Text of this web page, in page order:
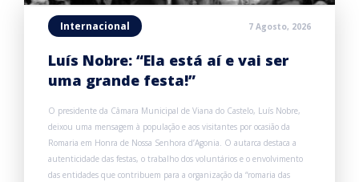
Internacional 7 Agosto, 2026
Luís Nobre: “Ela está aí e vai ser
uma grande festa!”
O presidente da Câmara Municipal de Viana do Castelo, Luís Nobre,
deixou uma mensagem à população e aos visitantes por ocasião da
Romaria em Honra de Nossa Senhora d’Agonia. O autarca destaca a
autenticidade das festas, o trabalho dos voluntários e o envolvimento
das entidades que contribuem para a organização da “romaria das